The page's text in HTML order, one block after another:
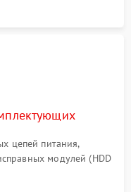
цепей питания,
модулей (HDD